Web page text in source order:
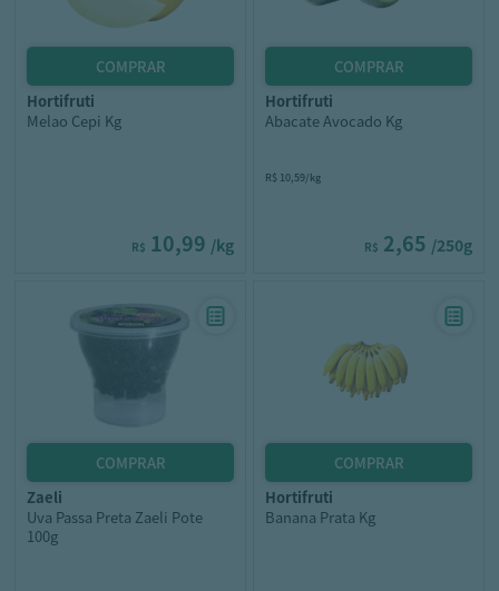
hortifruti
Melao Cepi Kg
R$ 10,99 /kg
hortifruti
Abacate Avocado Kg
R$ 10,59/kg
R$ 2,65 /250g
zaeli
Uva Passa Preta Zaeli Pote
100g
hortifruti
Banana Prata Kg